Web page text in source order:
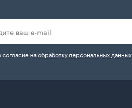
наобработку персональных данных